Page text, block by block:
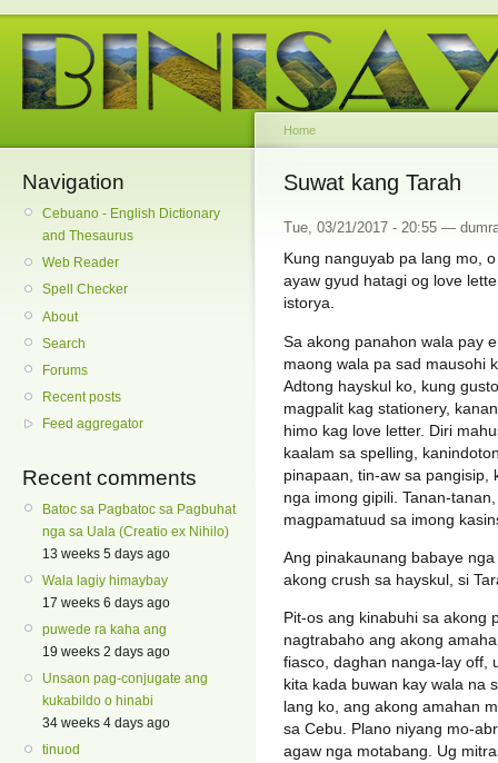
Navigation
Cebuano - English Dictionary
and Thesaurus
Web Reader
Spell Checker
About
Search
Forums
Recent posts
Feed aggregator
Recent comments
Batoc sa Pagbatoc sa Pagbuhat
nga sa Uala (Creatio ex Nihilo)
13 weeks 5 days ago
Wala lagiy himaybay
17 weeks 6 days ago
puwede ra kaha ang
19 weeks 2 days ago
Unsaon pag-conjugate ang
kukabildo o hinabi
34 weeks 4 days ago
tinuod
Home
Suwat kang Tarah
Tue, 03/21/2017 - 20:55 —
Kung nanguyab pa lang mo,
ayaw gyud hatagi og love
istorya.
Sa akong panahon wala pay
maong wala pa sad mausohi
Adtong hayskul ko, kung
magpalit kag stationery,
himo kag love letter. Diri
kaalam sa spelling,
pinapaan, tin-aw sa pangisip,
nga imong gipili. Tanan-
magpamatuud sa imong
Ang pinakaunang babaye
akong crush sa hayskul, si
Pit-os ang kinabuhi sa akong
nagtrabaho ang akong
fiasco, daghan nanga-lay off,
kita kada buwan kay wala na
lang ko, ang akong amahan
sa Cebu. Plano niyang mo-
agaw nga motabang. Ug